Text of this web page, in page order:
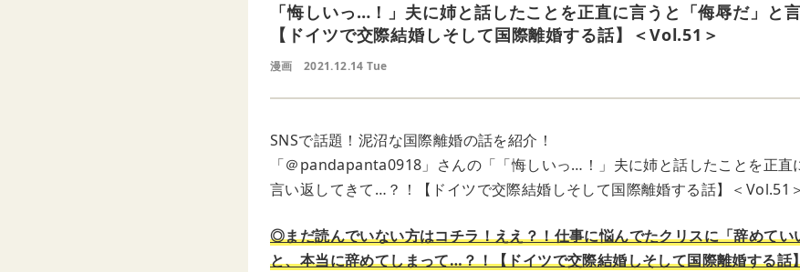
「悔しいっ…！」夫に姉と話したことを正直に言うと「侮辱だ」と
【ドイツで交際結婚しそして国際離婚する話】＜Vol.51＞
漫画 2021.12.14 Tue
SNSで話題！泥沼な国際離婚の話を紹介！
「＠pandapanta0918」さんの「「悔しいっ…！」夫に姉と話したことを正直
言い返してきて…？！【ドイツで交際結婚しそして国際離婚する話】＜Vol.51
◎まだ読んでいない方はコチラ！ええ？！仕事に悩んでたクリスに「辞めてい
と、本当に辞めてしまって…？！【ドイツで交際結婚しそして国際離婚する話